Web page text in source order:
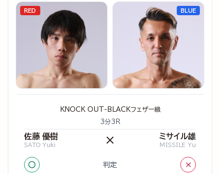
RED
KNOCK OUT-BLACKフェザー級
3分3R
佐藤 優樹
SATO Yuki × ミサイル雄
MISSILE Yu
○ 判定 ×
BLUE